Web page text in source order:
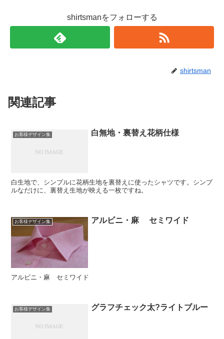
shirtsmanをフォローする
shirtsman
関連記事
お客様デザイン集 白無地・裏替え花柄仕様
白生地で、シンプルに花柄生地を裏替えに使ったシャツです。シンプ
ルなだけに、裏替え生地が映える一枚ですね。
お客様デザイン集 アルビニ・麻 セミワイド
アルビニ・麻 セミワイド
お客様デザイン集 グラフチェック太?ライトブルー